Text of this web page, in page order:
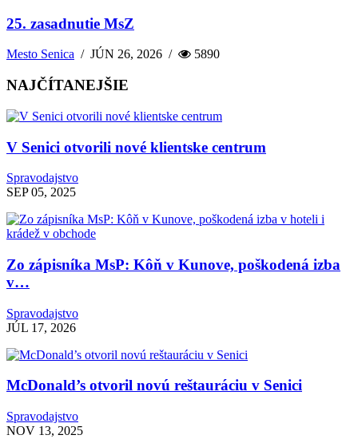
25. zasadnutie MsZ
Mesto Senica /JÚN 26, 2026 / 5890
NAJČÍTANEJŠIE
V Senici otvorili nové klientske centrum
Spravodajstvo
SEP 05, 2025
Zo zápisníka MsP: Kôň v Kunove, poškodená izba
v…
Spravodajstvo
JÚL 17, 2026
McDonald’s otvoril novú reštauráciu v Senici
Spravodajstvo
NOV 13, 2025